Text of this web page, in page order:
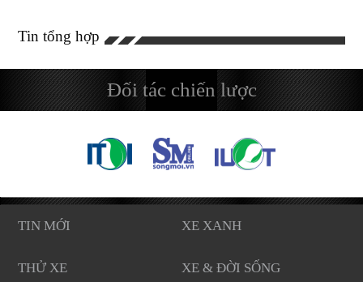
Tin tổng hợp
Đối tác chiến lược
TIN MỚI XE XANH
THỬ XE XE & ĐỜI SỐNG